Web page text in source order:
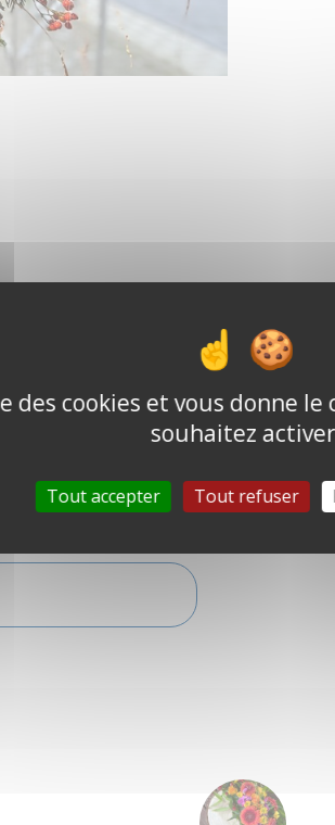
des cookies et vous donne
souhaitez activer
Tout accepter Tout refuser